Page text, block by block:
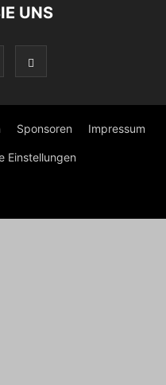
UNS
Sponsoren Impressum
Einstellungen